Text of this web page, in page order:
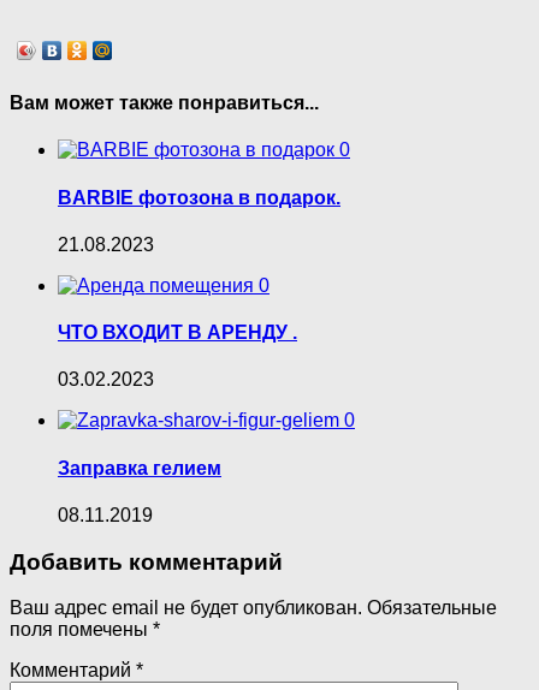
Вам может также понравиться...
0
BARBIE фотозона в подарок.
21.08.2023
0
ЧТО ВХОДИТ В АРЕНДУ .
03.02.2023
0
Заправка гелием
08.11.2019
Добавить комментарий
Ваш адрес email не будет опубликован. Обязательные
поля помечены *
Комментарий *